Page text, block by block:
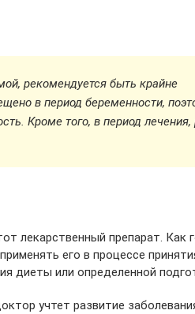
рекомендуется быть крайне
в период беременности,
Кроме того, в период лечения,
лекарственный препарат. Как
его в процессе
диеты или определенной
учтет развитие